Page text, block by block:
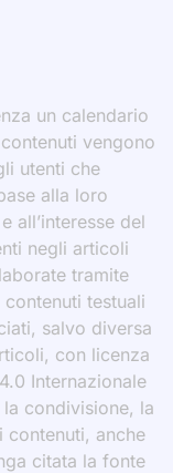
un calendario
vengono
utenti che
alla loro
all’interesse del
negli articoli
tramite
testuali
salvo diversa
con licenza
Internazionale
condivisione, la
contenuti, anche
citata la fonte